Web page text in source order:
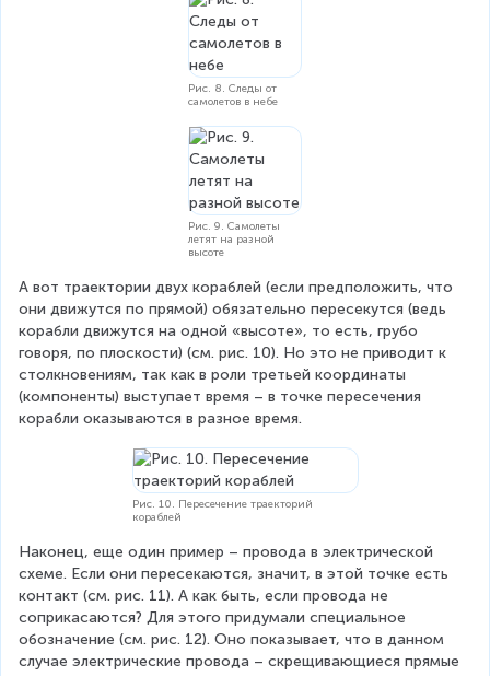
Рис. 8. Следы от
самолетов в небе
Рис. 9. Самолеты
летят на разной
высоте
А вот траектории двух кораблей (если предположить, что
они движутся по прямой) обязательно пересекутся (ведь
корабли движутся на одной «высоте», то есть, грубо
говоря, по плоскости) (см. рис. 10). Но это не приводит к
столкновениям, так как в роли третьей координаты
(компоненты) выступает время – в точке пересечения
корабли оказываются в разное время.
Рис. 10. Пересечение траекторий
кораблей
Наконец, еще один пример – провода в электрической
схеме. Если они пересекаются, значит, в этой точке есть
контакт (см. рис. 11). А как быть, если провода не
соприкасаются? Для этого придумали специальное
обозначение (см. рис. 12). Оно показывает, что в данном
случае электрические провода – скрещивающиеся прямые